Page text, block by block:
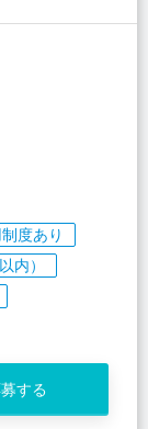
度あり
内）
する